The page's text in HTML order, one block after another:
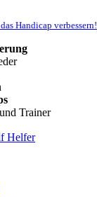
Handicap verbessern!
Trainer
Helfer